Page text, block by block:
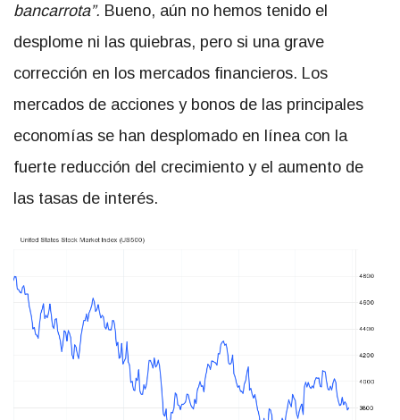
bancarrota”. Bueno, aún no hemos tenido el
desplome ni las quiebras, pero si una grave
corrección en los mercados financieros. Los
mercados de acciones y bonos de las principales
economías se han desplomado en línea con la
fuerte reducción del crecimiento y el aumento de
las tasas de interés.